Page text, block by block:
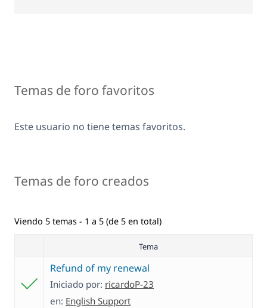
Temas de foro favoritos
Este usuario no tiene temas favoritos.
Temas de foro creados
Viendo 5 temas - 1 a 5 (de 5 en total)
Tema
Refund of my renewal
Iniciado por: ricardoP-23
en: English Support